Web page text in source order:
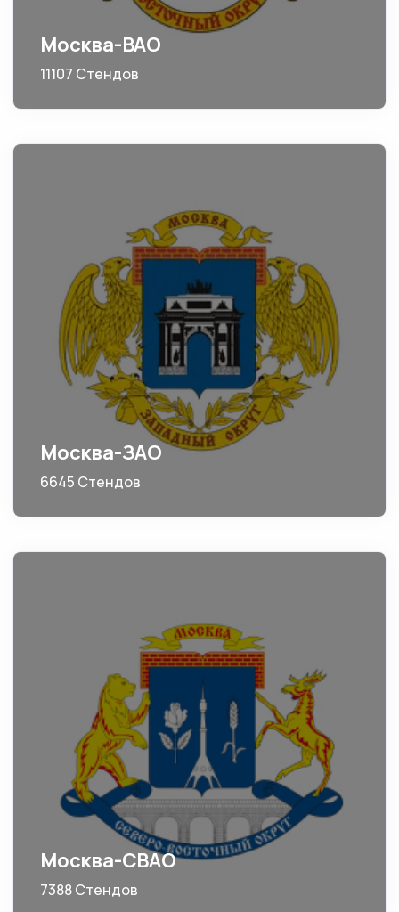
Москва-ВАО
11107 Стендов
Москва-ЗАО
6645 Стендов
Москва-СВАО
7388 Стендов